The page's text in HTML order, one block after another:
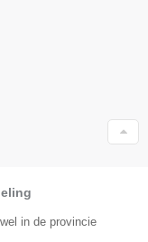
in de provincie